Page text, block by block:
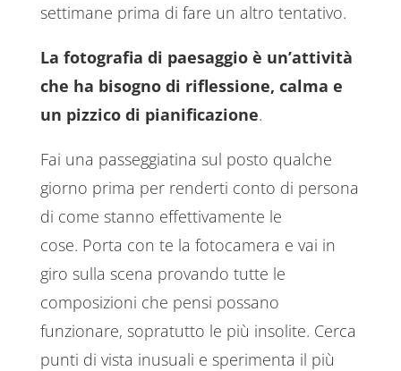
settimane prima di fare un altro tentativo.
La fotografia di paesaggio è un’attività
che ha bisogno di riflessione, calma e
un pizzico di pianificazione.
Fai una passeggiatina sul posto qualche
giorno prima per renderti conto di persona
di come stanno effettivamente le
cose. Porta con te la fotocamera e vai in
giro sulla scena provando tutte le
composizioni che pensi possano
funzionare, sopratutto le più insolite. Cerca
punti di vista inusuali e sperimenta il più